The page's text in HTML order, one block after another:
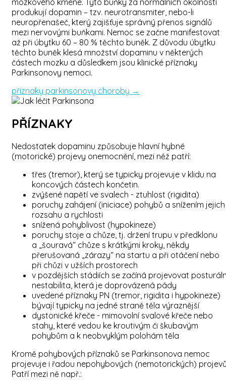
mozkového kmene. Tyto buňky za normálních okolností
produkují dopamin – tzv. neurotransmiter, nebo-li
neuropřenašeč, který zajišťuje správný přenos signálů
mezi nervovými buňkami. Nemoc se začne manifestovat
až při úbytku 60 – 80 % těchto buněk. Z důvodu úbytku
těchto buněk klesá množství dopaminu v některých
částech mozku a důsledkem jsou klinické příznaky
Parkinsonovy nemoci.
příznaky parkinsonovy choroby →
PŘÍZNAKY
Nedostatek dopaminu způsobuje hlavní hybné
(motorické) projevy onemocnění, mezi něž patří:
třes (tremor), který se typicky projevuje v klidu na
koncových částech končetin.
zvýšené napětí ve svalech - ztuhlost (rigidita)
poruchy zahájení (iniciace) pohybů a snížením jejich
rozsahu a rychlosti
snížená pohyblivost (hypokineze)
poruchy stoje a chůze, tj. držení trupu v předklonu
a „šouravá“ chůze s krátkými kroky, někdy
přerušovaná „zárazy“ na startu a při otáčení nebo
při chůzi v užších prostorech
v pozdějších stádiích se začíná projevovat
nestabilita, která je doprovázená pády
uvedené příznaky PN (tremor, rigidita i hypokineze)
bývají typicky na jedné straně těla výraznější
dystonické křeče - mimovolní svalové křeče nebo
stahy, které vedou ke kroutivým či škubavým
pohybům a k neobvyklým polohám těla
Kromě pohybových příznaků se Parkinsonova nemoc
projevuje i řadou nepohybových (nemotorických)
Patří mezi ně např.: